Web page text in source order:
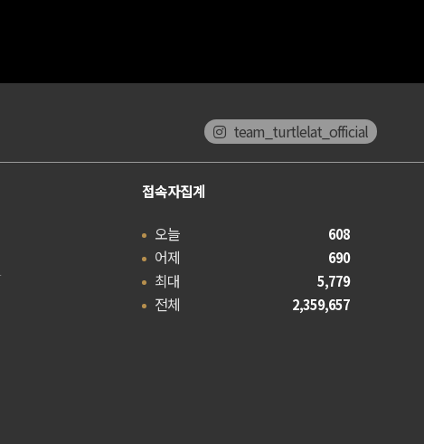
team_turtlelat_official
접속자집계
오늘
608
어제 690
최대 5,779
전체 2,359,657